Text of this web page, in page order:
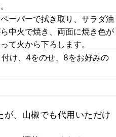
ーパーで拭き取り、サラダ油
中火で焼き、両面に焼き色が
て火から下ろします。
け、4をのせ、8をお好みの
、山椒でも代用いただけ